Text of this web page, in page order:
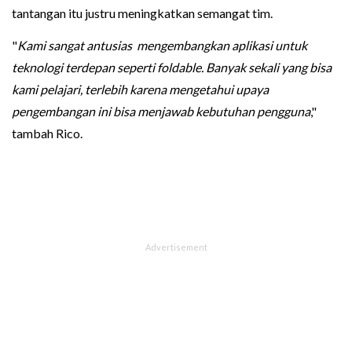
tantangan itu justru meningkatkan semangat tim.
"Kami sangat antusias mengembangkan aplikasi untuk
teknologi terdepan seperti foldable. Banyak sekali yang bisa
kami pelajari, terlebih karena mengetahui upaya
pengembangan ini bisa menjawab kebutuhan pengguna,"
tambah Rico.